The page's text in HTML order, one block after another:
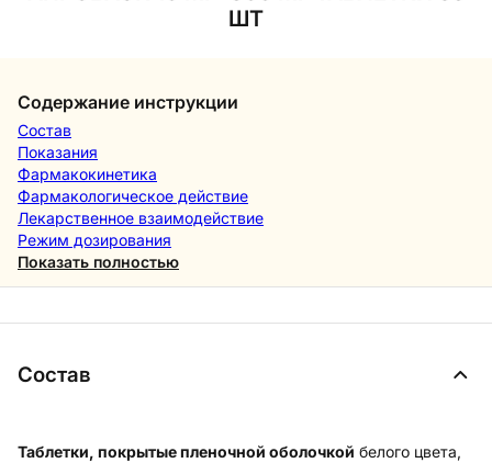
ШТ
Содержание инструкции
Состав
Показания
Фармакокинетика
Фармакологическое действие
Лекарственное взаимодействие
Режим дозирования
Показать полностью
Состав
Таблетки, покрытые пленочной оболочкой белого цвета,